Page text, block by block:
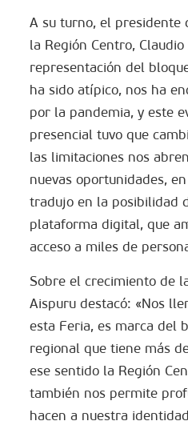
A su turno, el presidente
la Región Centro,
representación del
ha sido atípico, nos ha
por la pandemia, y este
presencial tuvo que
las limitaciones nos
nuevas oportunidades,
tradujo en la posibilidad
plataforma digital, que
acceso a miles de
Sobre el crecimiento de
Aispuru destacó: «Nos
esta Feria, es marca del
regional que tiene más
ese sentido la Región
también nos permite
hacen a nuestra